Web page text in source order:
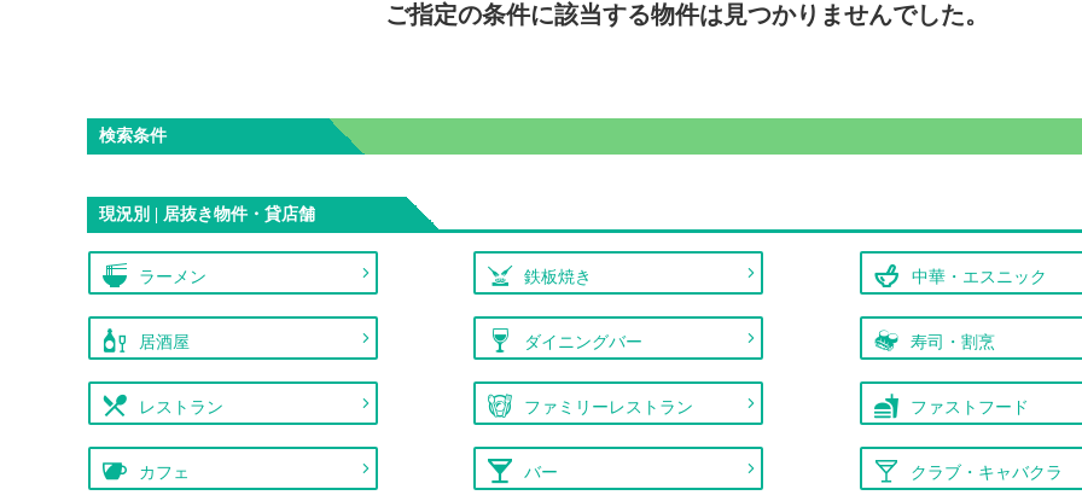
ご指定の条件に該当する物件は見つかりませんでした。
検索条件
現況別 | 居抜き物件・貸店舗
ラーメン 鉄板焼き 中華・エスニック
居酒屋 ダイニングバー 寿司・割烹
レストラン ファミリーレストラン ファストフード
カフェ バー クラブ・キャバクラ